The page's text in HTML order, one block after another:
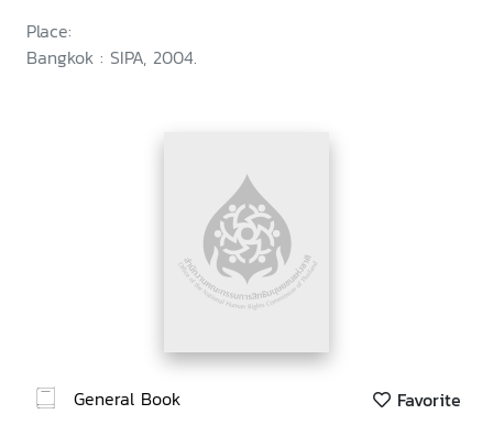
Place:
Bangkok : SIPA, 2004.
General Book Favorite